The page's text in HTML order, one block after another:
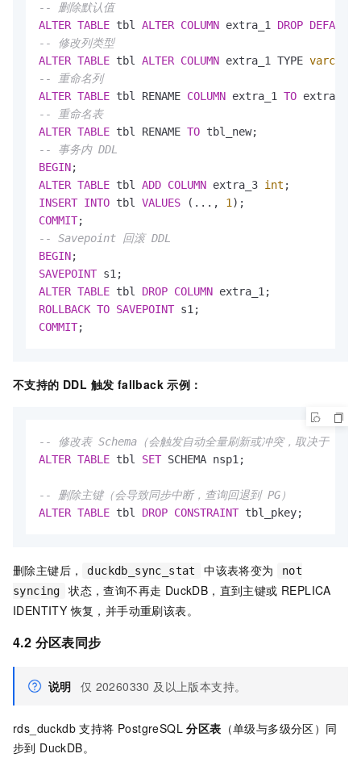
-- 删除默认值
ALTER TABLE tbl ALTER COLUMN extra_1 DROP DEFAULT
-- 修改列类型
ALTER TABLE tbl ALTER COLUMN extra_1 TYPE varchar
-- 重命名列
ALTER TABLE tbl RENAME COLUMN extra_1 TO
-- 重命名表
ALTER TABLE tbl RENAME TO
-- 事务内 DDL
BEGIN
ALTER TABLE tbl ADD COLUMN extra_3 int
INSERT INTO tbl VALUES (..., 1
COMMIT
-- Savepoint 回滚 DDL
BEGIN
SAVEPOINT
ALTER TABLE tbl DROP COLUMN
ROLLBACK TO SAVEPOINT
COMMIT;
不支持的 DDL 触发 fallback 示例：
-- 修改表 Schema（会触发自动全量刷新或冲突，取决于
ALTER TABLE tbl SET SCHEMA nsp1;
-- 删除主键（会导致同步中断，查询回退到 PG）
ALTER TABLE tbl DROP CONSTRAINT tbl_pkey;
删除主键后， duckdb_sync_stat 中该表将变为
not
syncing
状态，查询不再走 DuckDB，直到主键或 REPLICA
IDENTITY 恢复，并手动重刷该表。
4.2 分区表同步
说明 仅 20260330 及以上版本支持。
rds_duckdb 支持将 PostgreSQL分区表 （单级与多级分区）同
步到 DuckDB。